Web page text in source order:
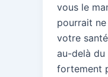
vous le
pourrait
votre
au-delà du
fortement